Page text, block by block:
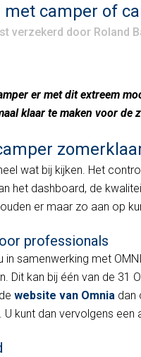
met camper of
verzekerd door Roland
er met dit extreem
klaar te maken voor de
wat bij kijken. Het
het dashboard, de
er maar zo aan op
professionals
in samenwerking met
Dit kan bij één van de 31
website van Omnia dan
kunt dan vervolgens